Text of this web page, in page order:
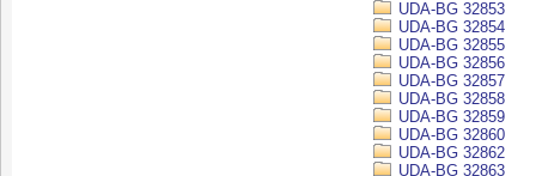
UDA-BG 32853
UDA-BG 32854
UDA-BG 32855
UDA-BG 32856
UDA-BG 32857
UDA-BG 32858
UDA-BG 32859
UDA-BG 32860
UDA-BG 32862
UDA-BG 32863